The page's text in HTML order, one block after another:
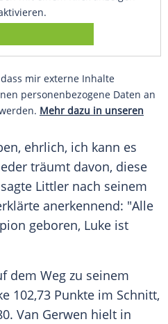
mir externe Inhalte
personenbezogene Daten an
Mehr dazu in unseren
ehrlich, ich kann es
träumt davon, diese
Littler nach seinem
anerkennend: "Alle
geboren, Luke ist
dem Weg zu seinem
102,73 Punkte im Schnitt,
Van Gerwen hielt in